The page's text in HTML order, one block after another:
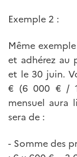
Exemple 2 :
Même
et adhérez au
et le 30 juin.
€ (6 000 € /
mensuel
sera de :
- Somme des